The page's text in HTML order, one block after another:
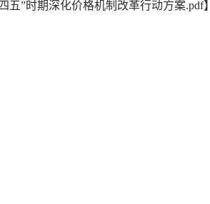
五”时期深化价格机制改革行动方案.pdf】